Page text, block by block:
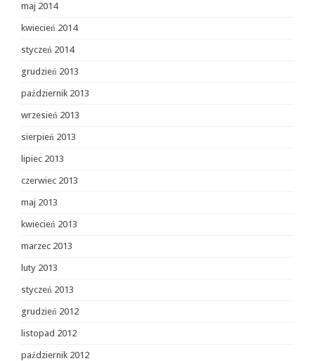
maj 2014
kwiecień 2014
styczeń 2014
grudzień 2013
październik 2013
wrzesień 2013
sierpień 2013
lipiec 2013
czerwiec 2013
maj 2013
kwiecień 2013
marzec 2013
luty 2013
styczeń 2013
grudzień 2012
listopad 2012
październik 2012